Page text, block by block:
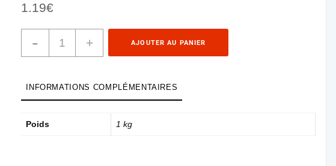
1.19€
- + AJOUTER AU PANIER
INFORMATIONS COMPLÉMENTAIRES
Poids 1 kg